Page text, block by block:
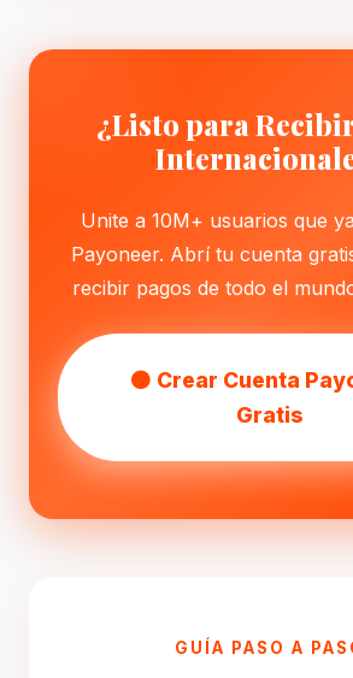
¿Listo para
Unite a 10M+ usuarios que
Payoneer. Abrí tu cuenta
recibir pagos de todo el
🟠 Crear Cuenta
Gratis
GUÍA PASO A